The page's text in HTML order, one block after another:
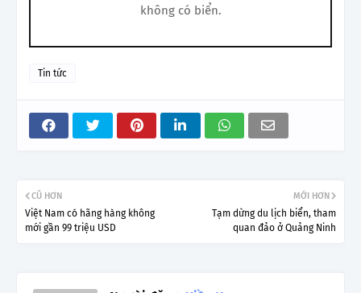
không có biển.
Tin tức
MỚI HƠN
Tạm dừng du lịch biển, tham
quan đảo ở Quảng Ninh
CŨ HƠN
Việt Nam có hãng hàng không
mới gần 99 triệu USD